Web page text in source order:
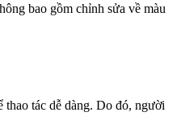
bao gồm chỉnh sửa về màu
tác dễ dàng. Do đó, người